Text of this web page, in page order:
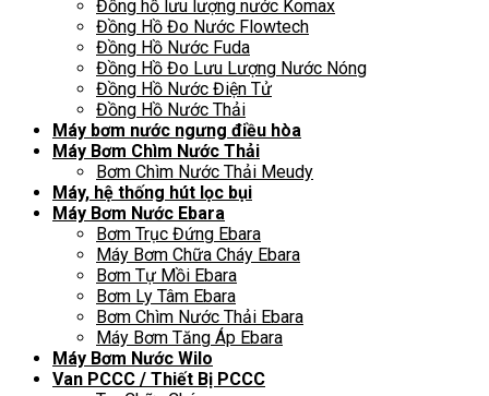
Đồng hồ lưu lượng nước Komax
Đồng Hồ Đo Nước Flowtech
Đồng Hồ Nước Fuda
Đồng Hồ Đo Lưu Lượng Nước Nóng
Đồng Hồ Nước Điện Tử
Đồng Hồ Nước Thải
Máy bơm nước ngưng điều hòa
Máy Bơm Chìm Nước Thải
Bơm Chìm Nước Thải Meudy
Máy, hệ thống hút lọc bụi
Máy Bơm Nước Ebara
Bơm Trục Đứng Ebara
Máy Bơm Chữa Cháy Ebara
Bơm Tự Mồi Ebara
Bơm Ly Tâm Ebara
Bơm Chìm Nước Thải Ebara
Máy Bơm Tăng Áp Ebara
Máy Bơm Nước Wilo
Van PCCC / Thiết Bị PCCC